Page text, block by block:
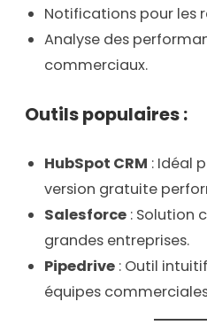
Notifications pour les
Analyse des
commerciaux.
Outils populaires :
HubSpot CRM : Idéal
version gratuite
Salesforce : Solution
grandes entreprises.
Pipedrive : Outil
équipes